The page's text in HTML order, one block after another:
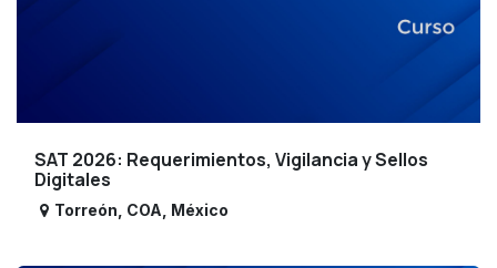
SAT 2026: Requerimientos, Vigilancia y Sellos
Digitales
Torreón COA México